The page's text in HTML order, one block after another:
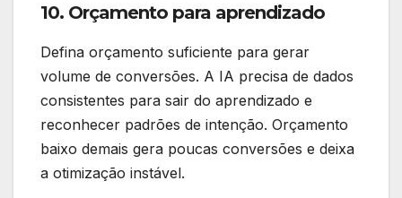
10. Orçamento para aprendizado
Defina orçamento suficiente para gerar
volume de conversões. A IA precisa de dados
consistentes para sair do aprendizado e
reconhecer padrões de intenção. Orçamento
baixo demais gera poucas conversões e deixa
a otimização instável.